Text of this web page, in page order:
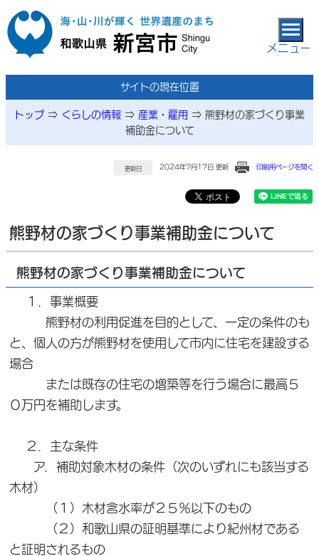
本文へ移動
メニュー
サイトの現在位置
トップ ⇒ くらしの情報 ⇒ 産業・雇用 ⇒ 熊野材の家づくり事業
補助金について
更新日 2024年7月17日 更新 印刷用ページを開く
熊野材の家づくり事業補助金について
熊野材の家づくり事業補助金について
１．事業概要
熊野材の利用促進を目的として、一定の条件のも
と、個人の方が熊野材を使用して市内に住宅を建設する
場合
または既存の住宅の増築等を行う場合に最高５
０万円を補助します。
２．主な条件
ア．補助対象木材の条件（次のいずれにも該当する
木材）
（１）木材含水率が２５％以下のもの
（２）和歌山県の証明基準により紀州材である
と証明されるもの